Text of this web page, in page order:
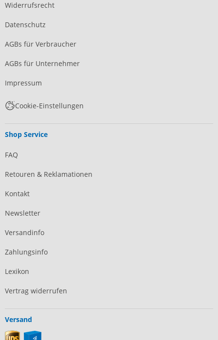
Widerrufsrecht
Datenschutz
AGBs für Verbraucher
AGBs für Unternehmer
Impressum
Cookie-Einstellungen
Shop Service
FAQ
Retouren & Reklamationen
Kontakt
Newsletter
Versandinfo
Zahlungsinfo
Lexikon
Vertrag widerrufen
Versand